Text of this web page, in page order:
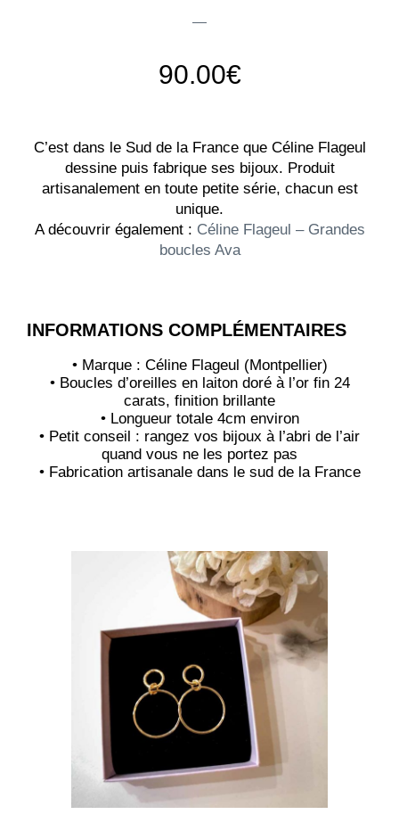
90.00€
C’est dans le Sud de la France que Céline Flageul
dessine puis fabrique ses bijoux. Produit
artisanalement en toute petite série, chacun est
unique.
A découvrir également : Céline Flageul – Grandes
boucles Ava
INFORMATIONS COMPLÉMENTAIRES
• Marque : Céline Flageul (Montpellier)
• Boucles d’oreilles en laiton doré à l’or fin 24
carats, finition brillante
• Longueur totale 4cm environ
• Petit conseil : rangez vos bijoux à l’abri de l’air
quand vous ne les portez pas
• Fabrication artisanale dans le sud de la France